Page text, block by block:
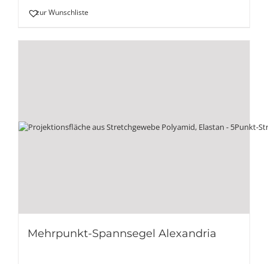
zur Wunschliste
Mehrpunkt-Spannsegel Alexandria